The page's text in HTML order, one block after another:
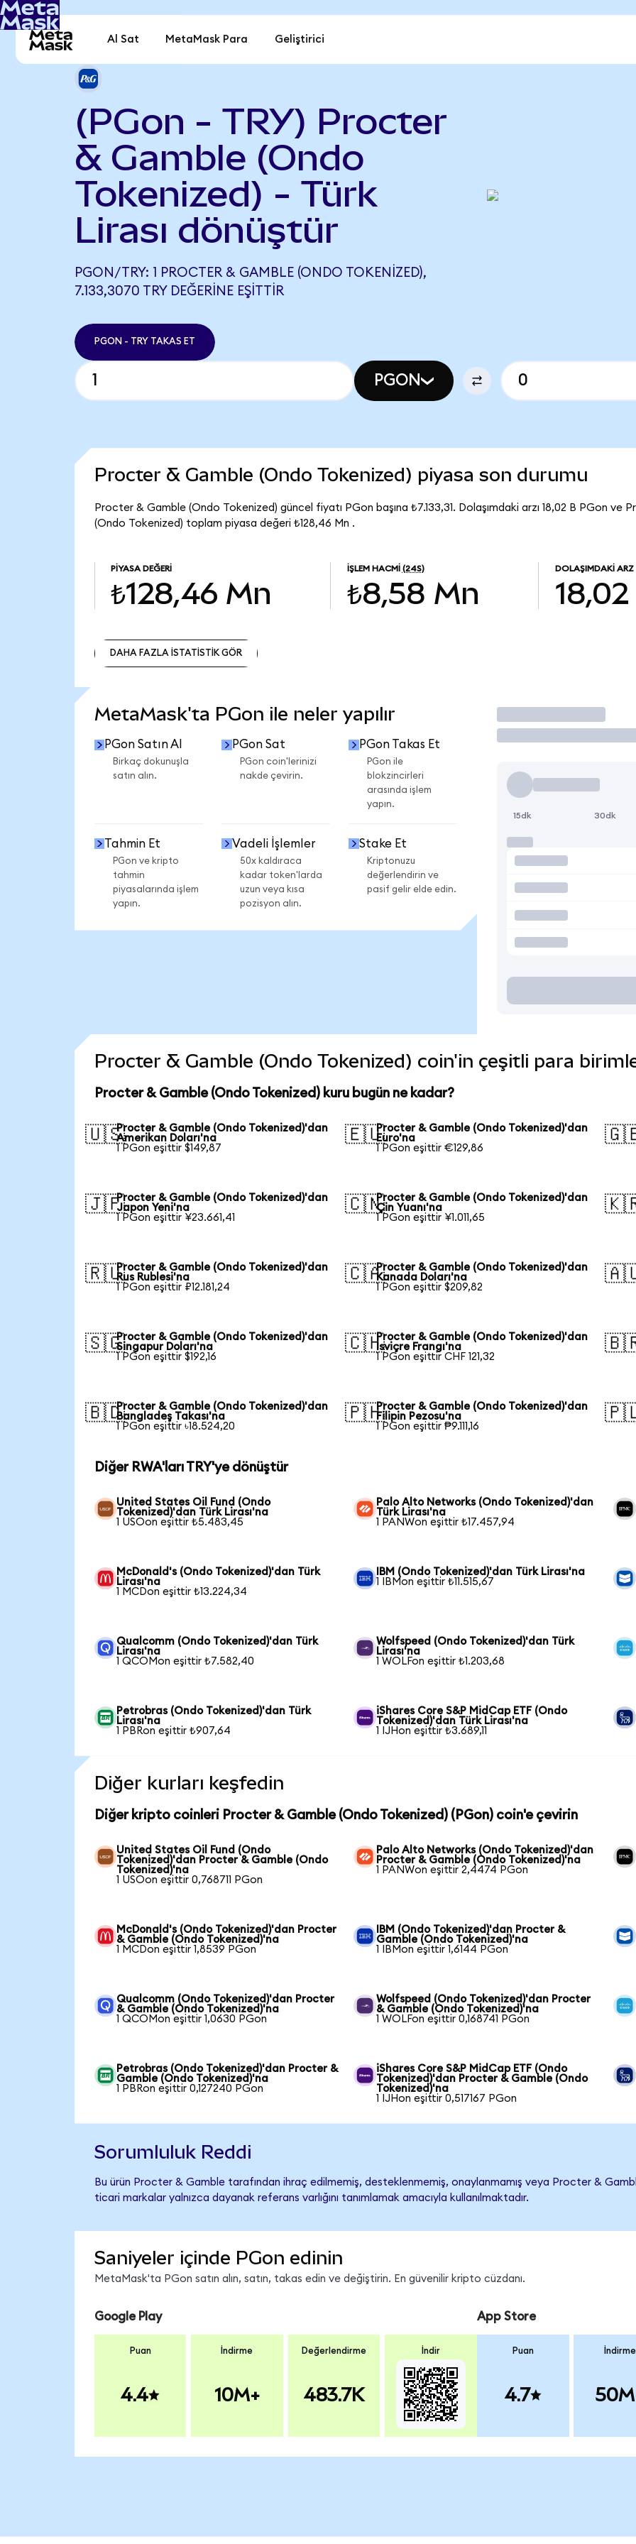
Al Sat MetaMask Para Geliştirici
(PGon - TRY) Procter
& Gamble (Ondo
Tokenized) - Türk
Lirası dönüştür
PGON/TRY: 1 PROCTER & GAMBLE (ONDO TOKENIZED),
7.133,3070 TRY DEĞERINE EŞITTIR
PGON - TRY TAKAS ET
PGON
Procter & Gamble (Ondo Tokenized) piyasa son durumu
Procter & Gamble (Ondo Tokenized) güncel fiyatı PGon başına ₺7.133,31. Dolaşımdaki arzı 18,02 B PGon ve
(Ondo Tokenized) toplam piyasa değeri ₺128,46 Mn .
PIYASA DEĞERI
₺128,46 Mn
İŞLEM HACMI (24S)
₺8,58 Mn
DOLAŞIMDAKI ARZ
DAHA FAZLA İSTATİSTİK GÖR
MetaMask'ta PGon ile neler yapılır
PGon Satın Al
Birkaç dokunuşla
satın alın.
PGon Sat
PGon coin'lerinizi
nakde çevirin.
PGon Takas Et
PGon ile
blokzincirleri
arasında işlem
yapın.
Tahmin Et
PGon ve kripto
tahmin
piyasalarında işlem
yapın.
Vadeli İşlemler
50x kaldıraca
kadar token'larda
uzun veya kısa
pozisyon alın.
Stake Et
Kriptonuzu
değerlendirin ve
pasif gelir elde edin.
İşlem Yap
15dk 30dk
Procter & Gamble (Ondo Tokenized) coin'in çeşitli para
Procter & Gamble (Ondo Tokenized) kuru bugün ne kadar?
🇺🇸Procter & Gamble (Ondo Tokenized)'dan
Amerikan Doları'na
1 PGon eşittir $149,87
🇪🇺Procter & Gamble (Ondo Tokenized)'dan
Euro'na
1 PGon eşittir €129,86
🇯🇵Procter & Gamble (Ondo Tokenized)'dan
Japon Yeni'na
1 PGon eşittir ¥23.661,41
🇨🇳Procter & Gamble (Ondo Tokenized)'dan
Çin Yuanı'na
1 PGon eşittir ¥1.011,65
🇷🇺Procter & Gamble (Ondo Tokenized)'dan
Rus Rublesi'na
1 PGon eşittir ₽12.181,24
🇨🇦Procter & Gamble (Ondo Tokenized)'dan
Kanada Doları'na
1 PGon eşittir $209,82
🇸🇬Procter & Gamble (Ondo Tokenized)'dan
Singapur Doları'na
1 PGon eşittir $192,16
🇨🇭Procter & Gamble (Ondo Tokenized)'dan
İsviçre Frangı'na
1 PGon eşittir CHF 121,32
🇧🇩Procter & Gamble (Ondo Tokenized)'dan
Bangladeş Takası'na
1 PGon eşittir ৳18.524,20
🇵🇭Procter & Gamble (Ondo Tokenized)'dan
Filipin Pezosu'na
1 PGon eşittir ₱9.111,16
Diğer RWA'ları TRY'ye dönüştür
United States Oil Fund (Ondo
Tokenized)'dan Türk Lirası'na
1 USOon eşittir ₺5.483,45
Palo Alto Networks (Ondo Tokenized)'dan
Türk Lirası'na
1 PANWon eşittir ₺17.457,94
McDonald's (Ondo Tokenized)'dan Türk
Lirası'na
1 MCDon eşittir ₺13.224,34
IBM (Ondo Tokenized)'dan Türk Lirası'na
1 IBMon eşittir ₺11.515,67
Qualcomm (Ondo Tokenized)'dan Türk
Lirası'na
1 QCOMon eşittir ₺7.582,40
Wolfspeed (Ondo Tokenized)'dan Türk
Lirası'na
1 WOLFon eşittir ₺1.203,68
Petrobras (Ondo Tokenized)'dan Türk
Lirası'na
1 PBRon eşittir ₺907,64
iShares Core S&P MidCap ETF (Ondo
Tokenized)'dan Türk Lirası'na
1 IJHon eşittir ₺3.689,11
Diğer kurları keşfedin
Diğer kripto coinleri Procter & Gamble (Ondo Tokenized) (PGon) coin'e çevirin
United States Oil Fund (Ondo
Tokenized)'dan Procter & Gamble (Ondo
Tokenized)'na
1 USOon eşittir 0,768711 PGon
Palo Alto Networks (Ondo Tokenized)'dan
Procter & Gamble (Ondo Tokenized)'na
1 PANWon eşittir 2,4474 PGon
McDonald's (Ondo Tokenized)'dan Procter
& Gamble (Ondo Tokenized)'na
1 MCDon eşittir 1,8539 PGon
IBM (Ondo Tokenized)'dan Procter &
Gamble (Ondo Tokenized)'na
1 IBMon eşittir 1,6144 PGon
Qualcomm (Ondo Tokenized)'dan Procter
& Gamble (Ondo Tokenized)'na
1 QCOMon eşittir 1,0630 PGon
Wolfspeed (Ondo Tokenized)'dan Procter
& Gamble (Ondo Tokenized)'na
1 WOLFon eşittir 0,168741 PGon
Petrobras (Ondo Tokenized)'dan Procter &
Gamble (Ondo Tokenized)'na
1 PBRon eşittir 0,127240 PGon
iShares Core S&P MidCap ETF (Ondo
Tokenized)'dan Procter & Gamble (Ondo
Tokenized)'na
1 IJHon eşittir 0,517167 PGon
Sorumluluk Reddi
Bu ürün Procter & Gamble tarafından ihraç edilmemiş, desteklenmemiş, onaylanmamış veya Procter &
ticari markalar yalnızca dayanak referans varlığını tanımlamak amacıyla kullanılmaktadır.
Saniyeler içinde PGon edinin
MetaMask'ta PGon satın alın, satın, takas edin ve değiştirin. En güvenilir kripto cüzdanı.
Google Play
Puan
4.4
İndirme
10M+
Değerlendirme
483.7K
İndir
App Store
Puan
4.7
İndirme